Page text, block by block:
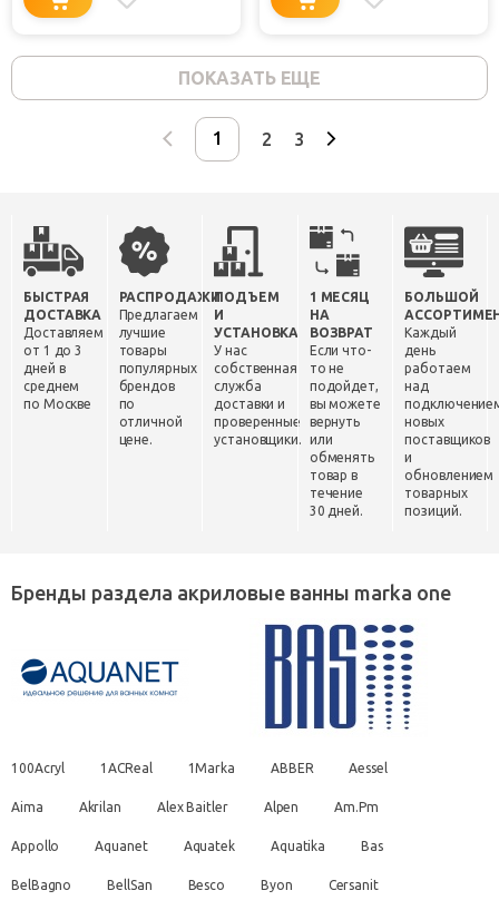
ПОКАЗАТЬ ЕЩЕ
2 3
БЫСТРАЯ
ДОСТАВКА
Доставляем
от 1 до 3
дней в
среднем
по Москве
РАСПРОДАЖИ
Предлагаем
лучшие
товары
популярных
брендов
по
отличной
цене.
ПОДЪЕМ
И
УСТАНОВКА
У нас
собственная
служба
доставки и
проверенные
установщики.
1 МЕСЯЦ
НА
ВОЗВРАТ
Если что-
то не
подойдет,
вы можете
вернуть
или
обменять
товар в
течение
30 дней.
БОЛЬШОЙ
Каждый
день
работаем
над
новых
поставщиков
и
обновлением
товарных
позиций.
Бренды раздела акриловые ванны marka one
100Acryl 1ACReal 1Marka ABBER Aessel
Aima Akrilan Alex Baitler Alpen Am.Pm
Appollo Aquanet Aquatek Aquatika Bas
BelBagno BellSan Besco Byon Cersanit